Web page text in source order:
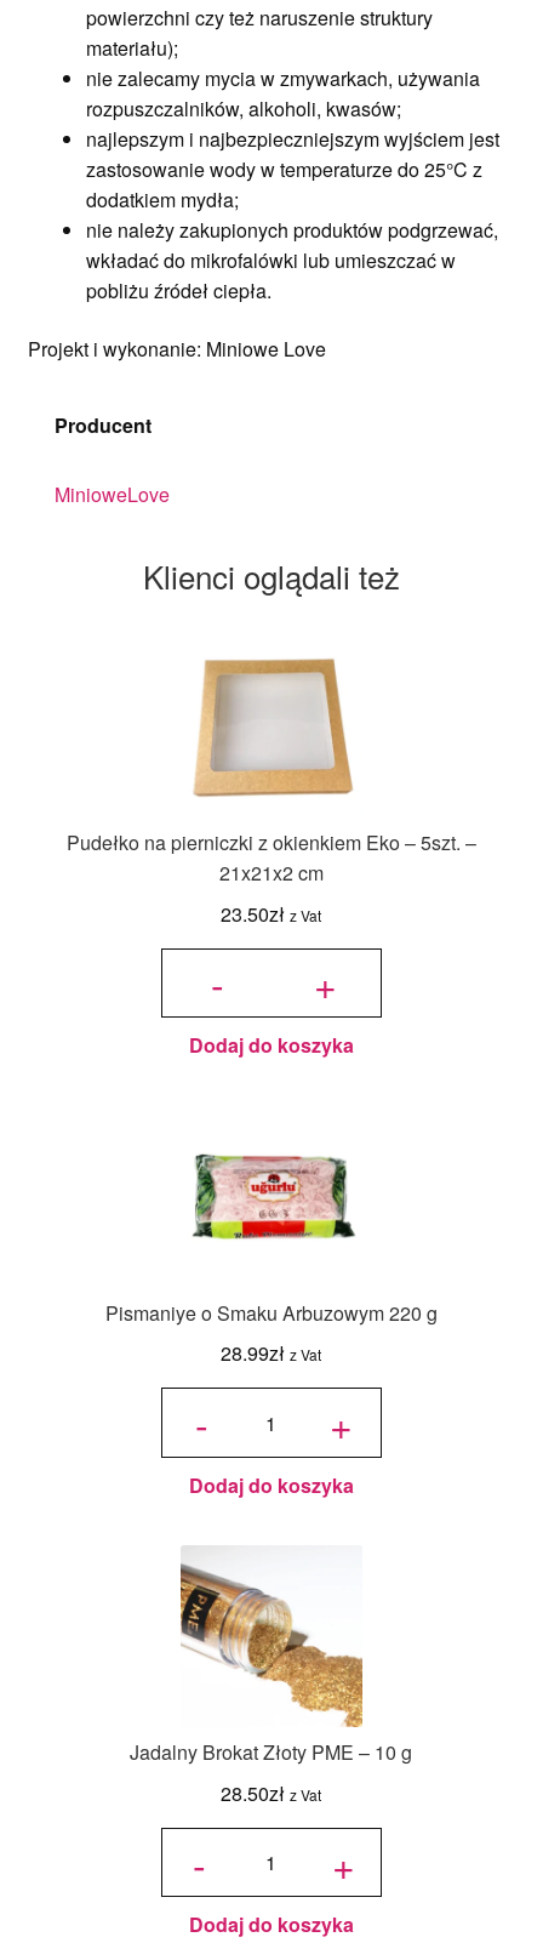
powierzchni czy też naruszenie struktury
materiału);
nie zalecamy mycia w zmywarkach, używania
rozpuszczalników, alkoholi, kwasów;
najlepszym i najbezpieczniejszym wyjściem jest
zastosowanie wody w temperaturze do 25°C z
dodatkiem mydła;
nie należy zakupionych produktów podgrzewać,
wkładać do mikrofalówki lub umieszczać w
pobliżu źródeł ciepła.
Projekt i wykonanie: Miniowe Love
Producent
MinioweLove
Klienci oglądali też
Pudełko na pierniczki z okienkiem Eko – 5szt. –
21x21x2 cm
23.50zł z Vat
-
ilość
pierniczki
okienkiem
Eko -
5szt. -
cm
+
Dodaj do koszyka
Pismaniye o Smaku Arbuzowym 220 g
28.99zł z Vat
-
ilość
Arbuzowym
220 g +
Dodaj do koszyka
Jadalny Brokat Złoty PME – 10 g
28.50zł z Vat
-
ilość
Złoty
PME -
10 g +
Dodaj do koszyka